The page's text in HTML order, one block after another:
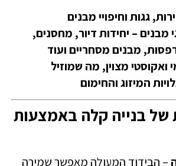
גגות וחיפויי מבנים
מבנים – יחידות דיור, מחסנים,
מבנים מסחריים ועוד
מצוין, מה שמוזיל
המיזוג והחימום
של בנייה קלה באמצעות
– הבידוד המעולה מאפשר שמירה